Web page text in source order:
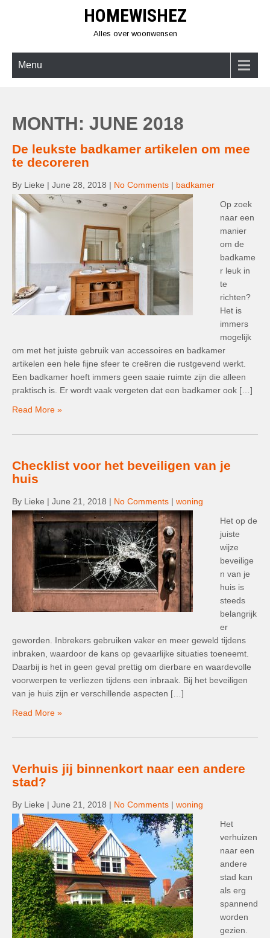
HOMEWISHEZ
Alles over woonwensen
Menu
MONTH: JUNE 2018
De leukste badkamer artikelen om mee
te decoreren
By Lieke | June 28, 2018 | No Comments | badkamer
Op zoek
naar een
manier
om de
badkame
r leuk in
te
richten?
Het is
immers
mogelijk
om met het juiste gebruik van accessoires en badkamer
artikelen een hele fijne sfeer te creëren die rustgevend werkt.
Een badkamer hoeft immers geen saaie ruimte zijn die alleen
praktisch is. Er wordt vaak vergeten dat een badkamer ook […]
Read More »
Checklist voor het beveiligen van je
huis
By Lieke | June 21, 2018 | No Comments | woning
Het op de
juiste
wijze
beveilige
n van je
huis is
steeds
belangrijk
er
geworden. Inbrekers gebruiken vaker en meer geweld tijdens
inbraken, waardoor de kans op gevaarlijke situaties toeneemt.
Daarbij is het in geen geval prettig om dierbare en waardevolle
voorwerpen te verliezen tijdens een inbraak. Bij het beveiligen
van je huis zijn er verschillende aspecten […]
Read More »
Verhuis jij binnenkort naar een andere
stad?
By Lieke | June 21, 2018 | No Comments | woning
Het
verhuizen
naar een
andere
stad kan
als erg
spannend
worden
gezien.